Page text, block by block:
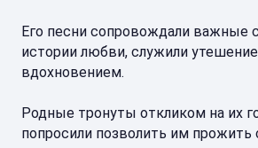
Его песни сопровождали важные
истории любви, служили
вдохновением.
Родные тронуты откликом на их
попросили позволить им